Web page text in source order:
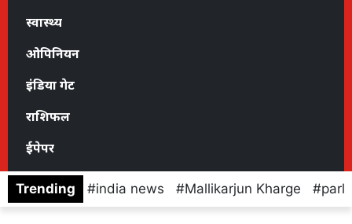
स्वास्थ्य
ओपिनियन
इंडिया गेट
राशिफल
ईपेपर
Trending india news Mallikarjun Kharge